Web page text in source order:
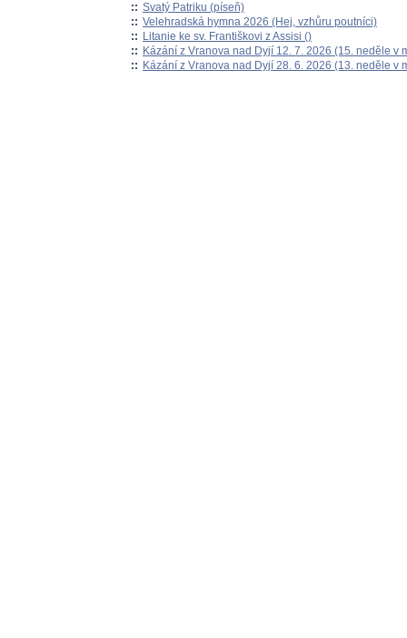
:: Svatý Patriku (píseň)
:: Velehradská hymna 2026 (Hej, vzhůru poutníci)
:: Litanie ke sv. Františkovi z Assisi ()
:: Kázání z Vranova nad Dyjí 12. 7. 2026 (15. neděle v
:: Kázání z Vranova nad Dyjí 28. 6. 2026 (13. neděle v